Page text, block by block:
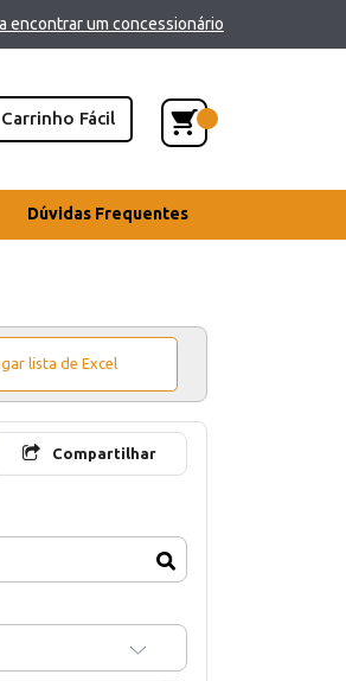
encontrar um concessionário
Carrinho Fácil
Dúvidas Frequentes
lista de Excel
Compartilhar